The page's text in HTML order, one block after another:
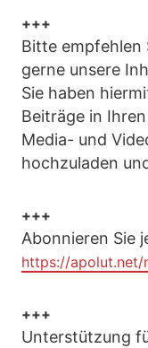
+++
Bitte empfehlen
gerne unsere
Sie haben
Beiträge in
Media- und
hochzuladen
+++
Abonnieren Sie
https://apolut.net/
+++
Unterstützung